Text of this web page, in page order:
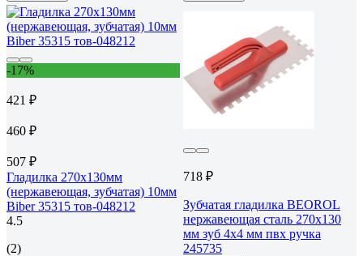
-17%
421 ₽
460 ₽
507 ₽
Гладилка 270х130мм
(нержавеющая, зубчатая) 10мм
Biber 35315 тов-048212
4.5
(2)
718 ₽
Зубчатая гладилка BEOROL
нержавеющая сталь 270x130
мм зуб 4x4 мм пвх ручка
245735